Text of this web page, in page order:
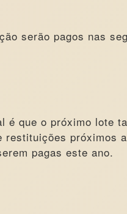
serão pagos nas
é que o próximo lote
próximos
pagas este ano.